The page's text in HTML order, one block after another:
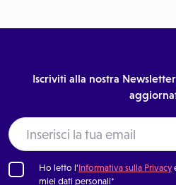
Iscriviti alla nostra
Ho letto l'Informativa sulla Privacy
miei dati personali*